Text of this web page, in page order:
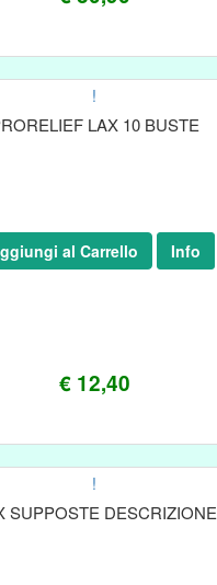
!
LAX 10 BUSTE
€ 12,40
al Carrello Info
!
SUPPOSTE DESCRIZIONE